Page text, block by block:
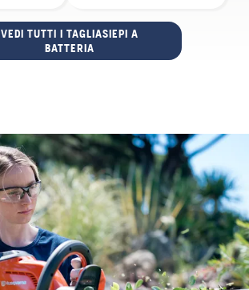
VEDI TUTTI I TAGLIASIEPI A
BATTERIA